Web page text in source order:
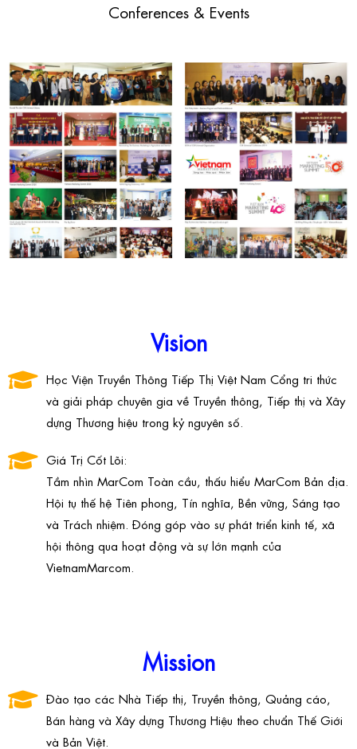
Conferences & Events
Vision
Học Viện Truyền Thông Tiếp Thị Việt Nam Cổng tri thức
và giải pháp chuyên gia về Truyền thông, Tiếp thị và Xây
dựng Thương hiệu trong kỷ nguyên số.
Giá Trị Cốt Lõi:
Tầm nhìn MarCom Toàn cầu, thấu hiểu MarCom Bản địa.
Hội tụ thế hệ Tiên phong, Tín nghĩa, Bền vững, Sáng tạo
và Trách nhiệm. Đóng góp vào sự phát triển kinh tế, xã
hội thông qua hoạt động và sự lớn mạnh của
VietnamMarcom.
Mission
Đào tạo các Nhà Tiếp thị, Truyền thông, Quảng cáo,
Bán hàng và Xây dựng Thương Hiệu theo chuẩn Thế Giới
và Bản Việt.